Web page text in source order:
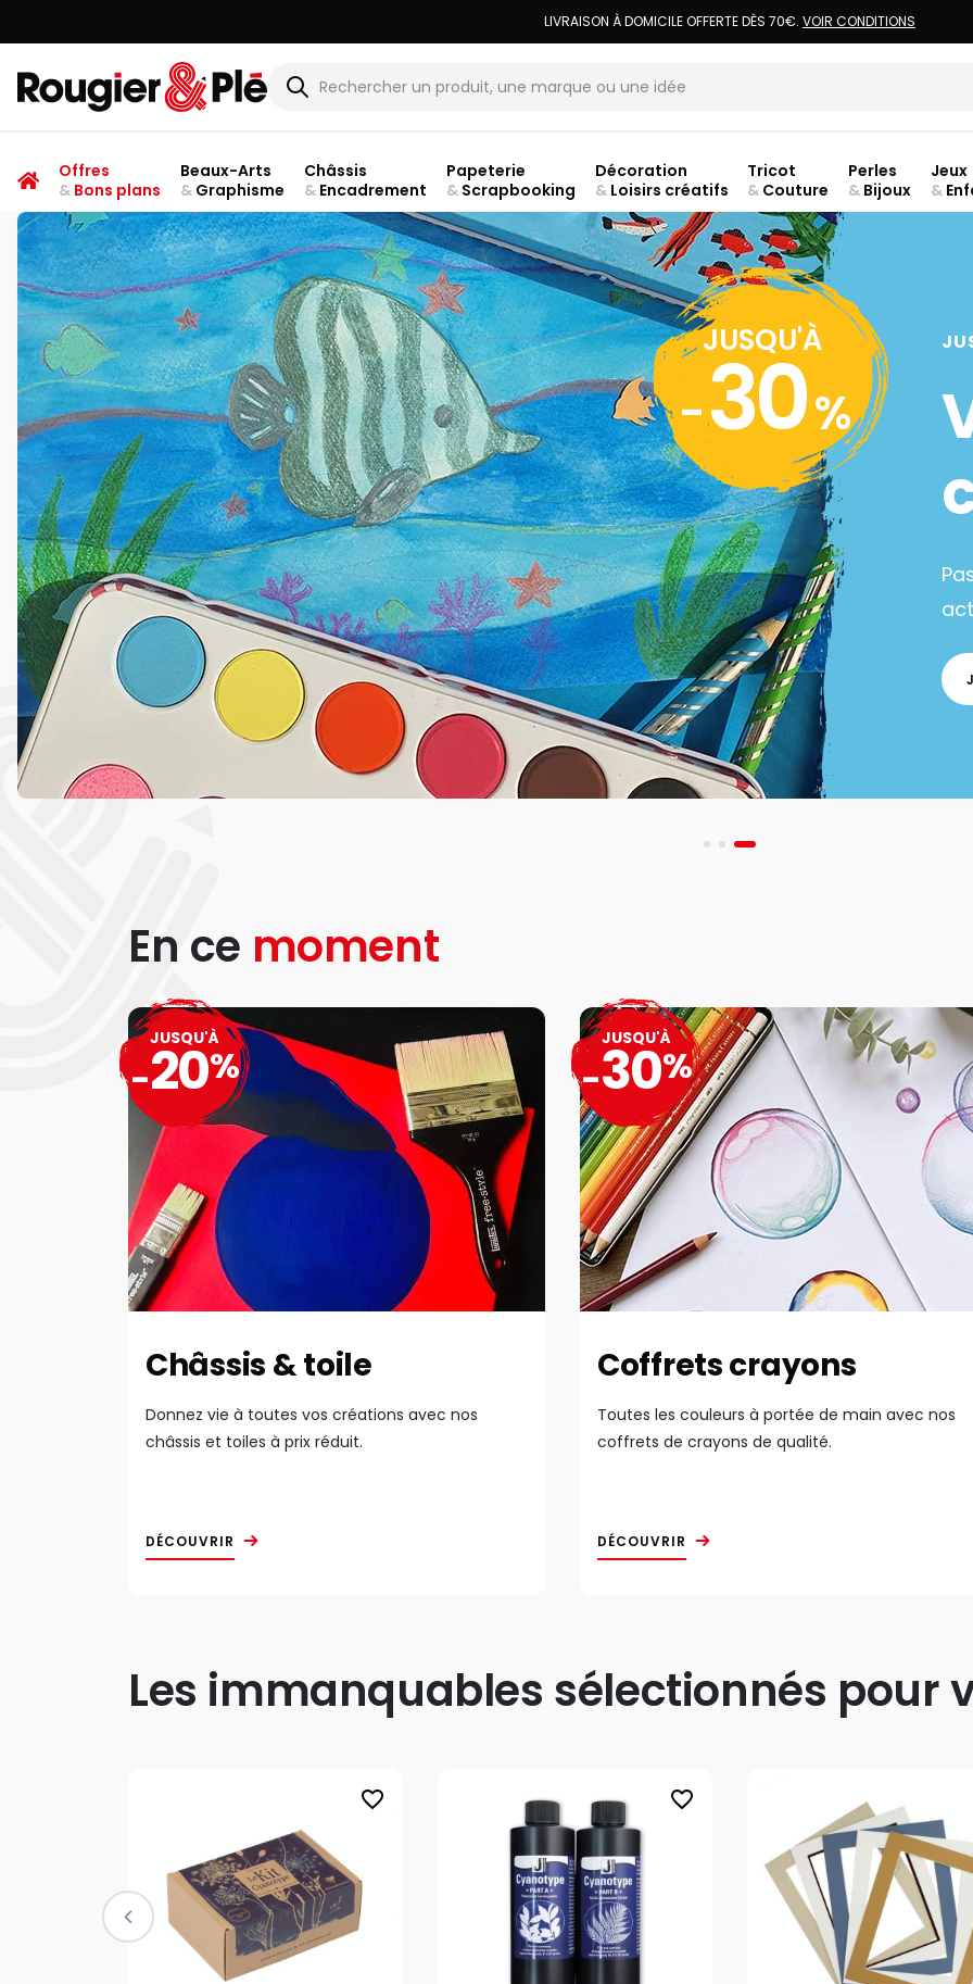
LIVRAISON À DOMICILE OFFERTE DÈS 70€. VOIR CONDITIONS
Rougier & Plé
Offres
&Bons plans
Beaux-Arts
&Graphisme
Châssis
&Encadrement
Papeterie
&Scrapbooking
Décoration
&Loisirs créatifs
Tricot
& Couture
Perles
& Bijoux
Jeux
&
JUSQU'À
-30%
En ce moment
Châssis & toile
Donnez vie à toutes vos créations avec nos
châssis et toiles à prix réduit.
DÉCOUVRIR
JUSQU'À
-20%
Coffrets crayons
Toutes les couleurs à portée de main avec nos
coffrets de crayons de qualité.
DÉCOUVRIR
JUSQU'À
-30%
Les immanquables sélectionnés pour
favorite_border favorite_border